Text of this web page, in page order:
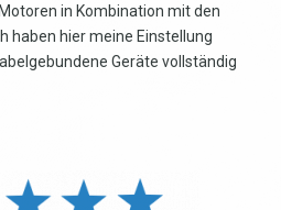
in Kombination mit den
haben hier meine Einstellung
Geräte vollständig